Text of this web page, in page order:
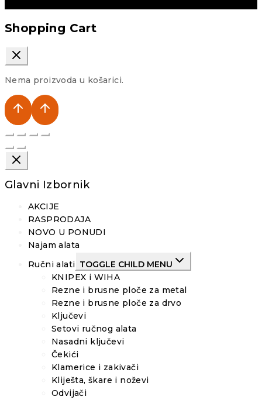
Shopping Cart
Nema proizvoda u košarici.
Glavni Izbornik
AKCIJE
RASPRODAJA
NOVO U PONUDI
Najam alata
Ručni alati TOGGLE CHILD MENU
KNIPEX i WIHA
Rezne i brusne ploče za metal
Rezne i brusne ploče za drvo
Ključevi
Setovi ručnog alata
Nasadni ključevi
Čekići
Klamerice i zakivači
Kliješta, škare i noževi
Odvijači